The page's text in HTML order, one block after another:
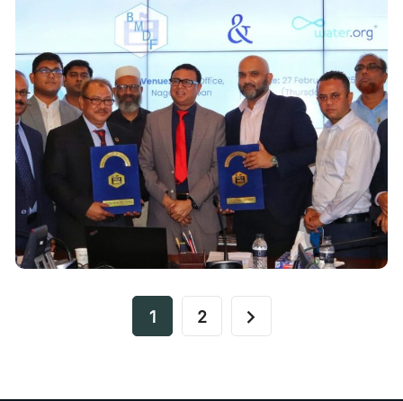
1 2